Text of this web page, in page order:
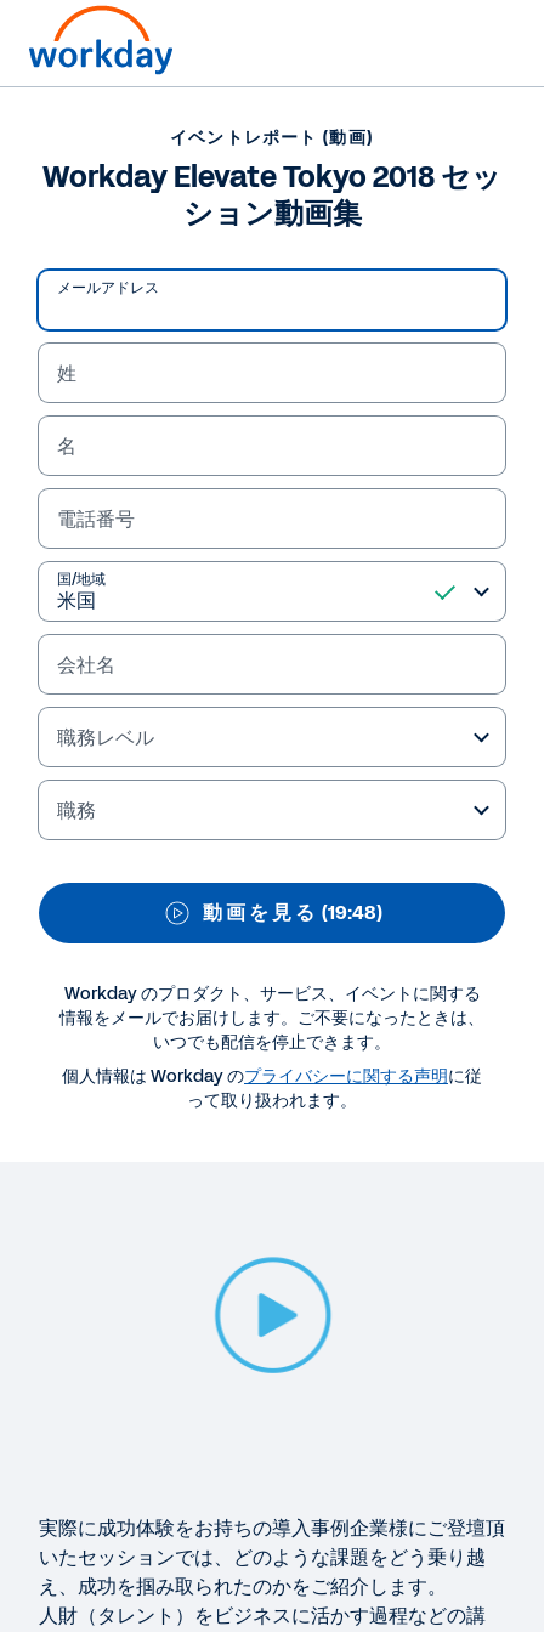
イベントレポート (動画)
Workday Elevate Tokyo
2018 セッション動画集
「カスタマー スポットライト」 - 導入企業様から
みた Workday とは
東京エレクトロン株式会社
長久保 達也 様
資料ダウンロード・関連情報
イベントレポート (動画)
「導入事例企業様とのパネルセッション」 - 導入企業
様からみた Workday とは
注目の国内導入事例
Workday 資料集
イベントレポート (動画)
Workday Elevate Tokyo 2018 セッ
ション動画集
メールアドレス
姓
名
電話番号
国/地域
会社名
職務レベル
職務
動 画 を 見 る (19:48)
Workday のプロダクト、サービス、イベントに関する
情報をメールでお届けします。ご不要になったときは、
いつでも配信を停止できます。
個人情報は Workday のプライバシーに関する声明に従
って取り扱われます。
実際に成功体験をお持ちの導入事例企業様にご登壇頂
いたセッションでは、どのような課題をどう乗り越
え、成功を掴み取られたのかをご紹介します。
人財（タレント）をビジネスに活かす過程などの講